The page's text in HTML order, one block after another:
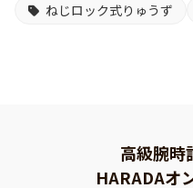
ねじロック式りゅうず
高級腕時
HARADAオ